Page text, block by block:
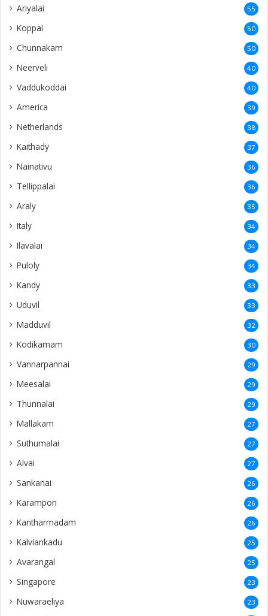
Ariyalai 55
Koppai 50
Chunnakam 50
Neerveli 40
Vaddukoddai 40
America 39
Netherlands 38
Kaithady 37
Nainativu 36
Tellippalai 36
Araly 35
Italy 34
Ilavalai 34
Puloly 34
Kandy 33
Uduvil 33
Madduvil 32
Kodikamam 30
Vannarpannai 29
Meesalai 29
Thunnalai 29
Mallakam 27
Suthumalai 27
Alvai 27
Sankanai 26
Karampon 26
Kantharmadam 26
Kalviankadu 25
Avarangal 25
Singapore 23
Nuwaraeliya 23